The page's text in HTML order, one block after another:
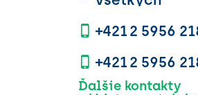
+421 2 5956
+421 2 5956
Ďalšie kontakty